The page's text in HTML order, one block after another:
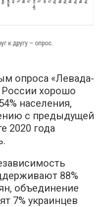
к другу – опрос.
опроса «Левада-
России хорошо
населения,
с предыдущей
2020 года
88%
объединение
7% украинцев